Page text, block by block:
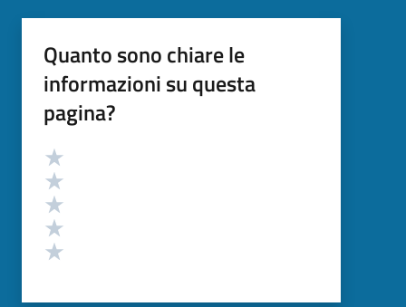
Quanto sono chiare le
informazioni su questa
pagina?
Valutazione